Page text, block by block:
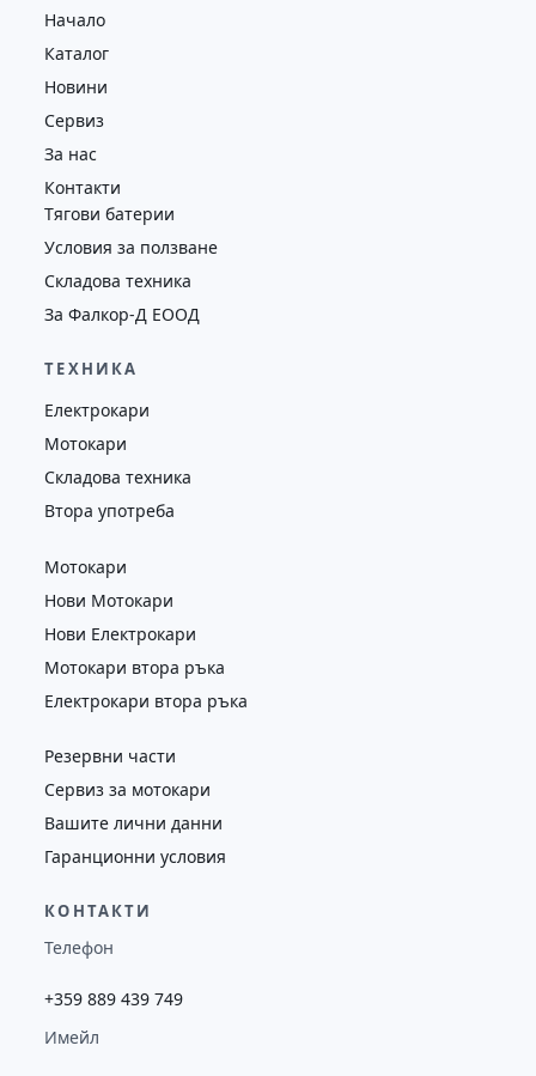
4352
Начало
Каталог
Новини
Сервиз
За нас
Контакти
Тягови батерии
Условия за ползване
Складова техника
За Фалкор-Д ЕООД
ТЕХНИКА
Електрокари
Мотокари
Складова техника
Втора употреба
Мотокари
Нови Мотокари
Нови Електрокари
Мотокари втора ръка
Електрокари втора ръка
Резервни части
Сервиз за мотокари
Вашите лични данни
Гаранционни условия
КОНТАКТИ
Телефон
+359 889 439 749
Имейл